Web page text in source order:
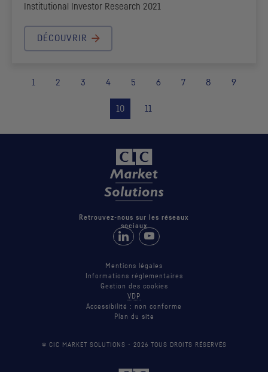
Institutional Investor Research 2021
DÉCOUVRIR
1 2 3 4 5 6 7 8 9
10 11
Retrouvez-nous sur les réseaux
sociaux
Retrouvez-nous sur LinkedIn
Suivez-nous sur Youtube
Mentions légales
Informations réglementaires
Gestion des cookies
VDP
Accessibilité : non conforme
Plan du site
© CIC MARKET SOLUTIONS - 2026 TOUS DROITS RÉSERVÉS